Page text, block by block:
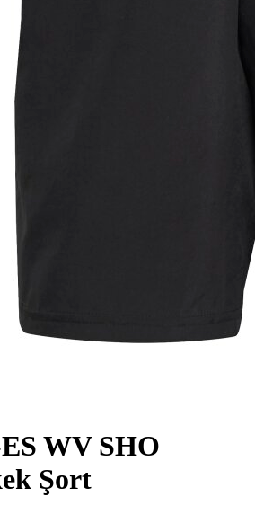
WV SHO
Şort